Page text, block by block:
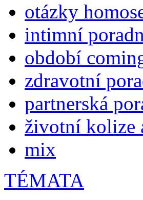
otázky
intimní
období
zdravotní
partnerská
životní kolize
mix
TÉMATA